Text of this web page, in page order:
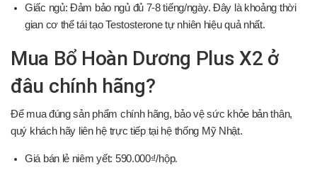
Giấc ngủ: Đảm bảo ngủ đủ 7-8 tiếng/ngày. Đây là khoảng thời
gian cơ thể tái tạo Testosterone tự nhiên hiệu quả nhất.
Mua Bổ Hoàn Dương Plus X2 ở
đâu chính hãng?
Để mua đúng sản phẩm chính hãng, bảo vệ sức khỏe bản thân,
quý khách hãy liên hệ trực tiếp tại hệ thống Mỹ Nhật.
Giá bán lẻ niêm yết: 590.000₫/hộp.